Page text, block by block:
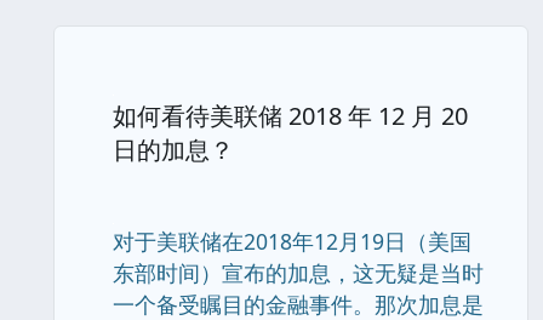
如何看待美联储 2018 年 12 月 20
日的加息？
对于美联储在2018年12月19日（美国
东部时间）宣布的加息，这无疑是当时
一个备受瞩目的金融事件。那次加息是